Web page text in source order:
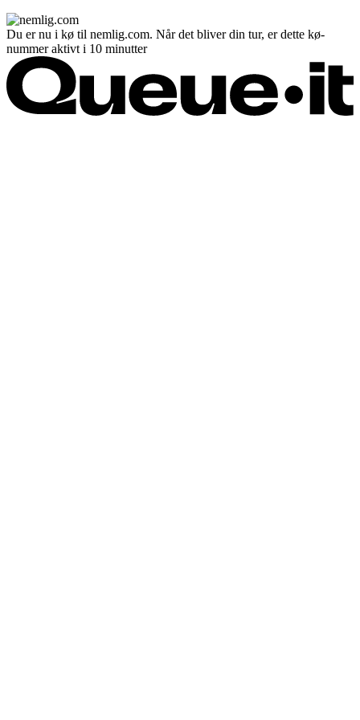
Du er nu i kø til nemlig.com. Når det bliver din tur, er dette kø-
nummer aktivt i 10 minutter